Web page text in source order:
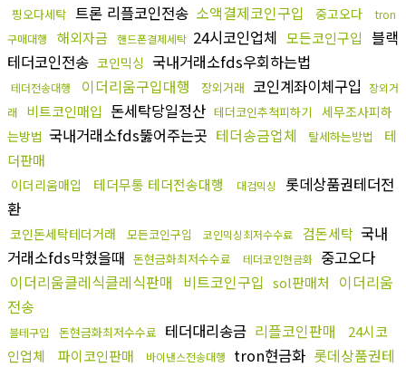
핑오다세탁 트론 리플코인전송 소액결제코인구입 중고오다
tron
구매대행
해외자금 핸드폰결제세탁 24시코인업체 모든코인구입 블랙
테더코인전송 코인믹싱 국내거래소fds우회하는법
테더전송대행 이더리움구입대행 장외거래 코인계좌이체구입 장외거
래
비트코인매입 돈세탁당일정산 테더코인추척피하기
세무조사피하
는방법 국내거래소fds뚫어주는곳 테더송금업체 탈세하는방법
테
더판매
이더리움매입 테더무통 테더전송대행 대검믹싱
롯데상품권테더전
환
코인돈세탁테더거래 모든코인구입 코인믹싱최저수수료 검돈세탁 국내
거래소fds막혔을때 돈현금화최저수수료 테더코인현금화 중고오다
이더리움클레식클레식판매 비트코인구입 sol판매처
이더리움
전송
블테구입 돈현금화최저수수료 테더대리송금 리플코인판매
24시코
인업체
파이코인판매 바이낸스전송대행 tron현금화 롯데상품권테